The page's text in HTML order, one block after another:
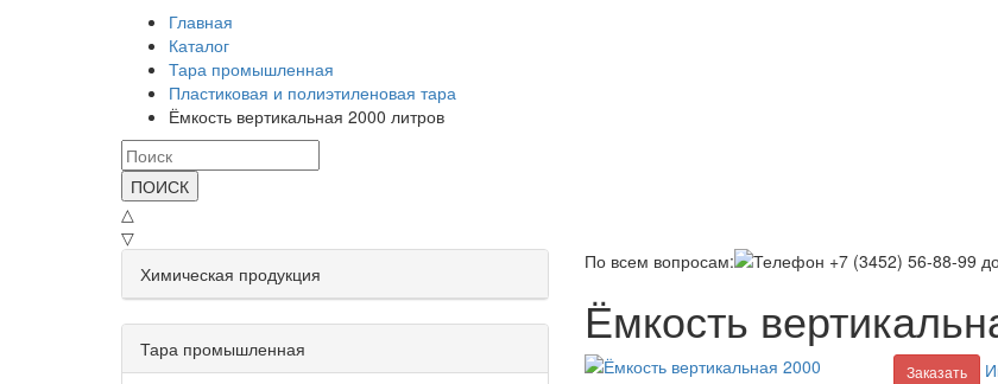
Главная
Каталог
Тара промышленная
Пластиковая и полиэтиленовая тара
Ёмкость вертикальная 2000 литров
ПОИСК
△
▽
Химическая продукция
Тара промышленная
По всем вопросам:
Ёмкость
Заказать